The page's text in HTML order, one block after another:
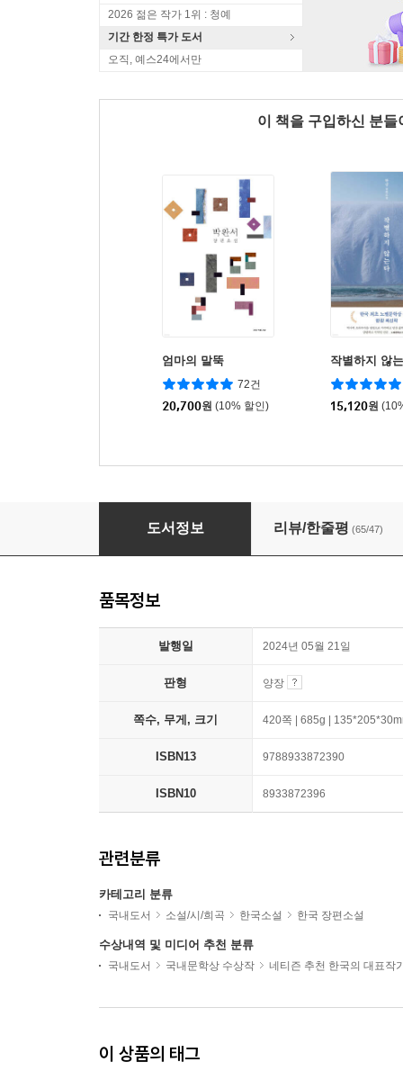
2026 젊은 작가 1위 : 청예
기간 한정 특가 도서
오직, 예스24에서만
이 책을 구입하신 분
엄마의 말뚝
72건
20,700원 (10% 할인)
작별하지 않
15,120원
도서정보 리뷰/한줄평 (65/47)
품목정보
발행일 2024년 05월 21일
판형 양장
쪽수, 무게, 크기 420쪽 | 685g |
ISBN13 9788933872390
ISBN10 8933872396
관련분류
카테고리 분류
국내도서 소설/시/희곡 한국소설 한국 장편소설
수상내역 및 미디어 추천 분류
국내도서 국내문학상 수상작 네티즌 추천 한국의 대표작
이 상품의 태그